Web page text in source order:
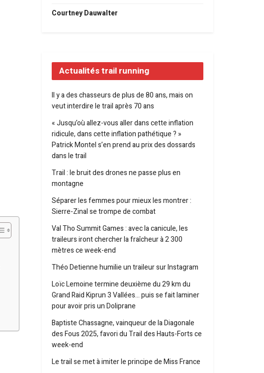
Courtney Dauwalter
Actualités trail running
Il y a des chasseurs de plus de 80 ans, mais on
veut interdire le trail après 70 ans
« Jusqu’où allez-vous aller dans cette inflation
ridicule, dans cette inflation pathétique ? »
Patrick Montel s’en prend au prix des dossards
dans le trail
Trail : le bruit des drones ne passe plus en
montagne
Séparer les femmes pour mieux les montrer :
Sierre-Zinal se trompe de combat
Val Tho Summit Games : avec la canicule, les
traileurs iront chercher la fraîcheur à 2 300
mètres ce week-end
Théo Detienne humilie un traileur sur Instagram
Loïc Lemoine termine deuxième du 29 km du
Grand Raid Kiprun 3 Vallées… puis se fait laminer
pour avoir pris un Doliprane
Baptiste Chassagne, vainqueur de la Diagonale
des Fous 2025, favori du Trail des Hauts-Forts ce
week-end
Le trail se met à imiter le principe de Miss France